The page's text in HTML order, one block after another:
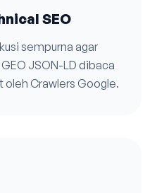
SEO
sempurna agar
JSON-LD dibaca
Crawlers Google.